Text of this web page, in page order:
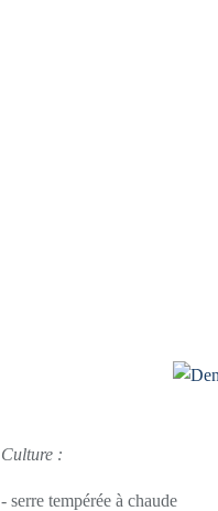
Culture :
- serre tempérée à chaude